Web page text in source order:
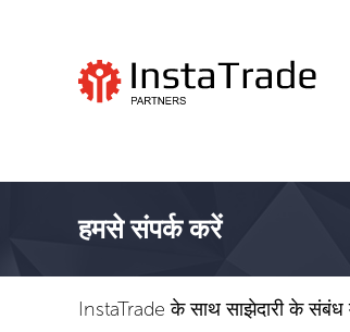
हमसे संपर्क करें
InstaTrade के साथ साझेदारी के संबंध